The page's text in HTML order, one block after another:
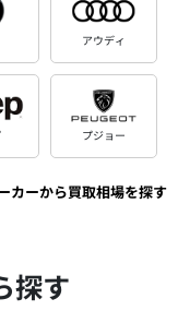
アウディ
プジョー
カーから買取相場を探す
探す